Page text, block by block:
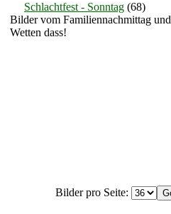
Schlachtfest - Sonntag (68)
Bilder vom Familiennachmittag und
Wetten dass!
Bilder pro Seite: